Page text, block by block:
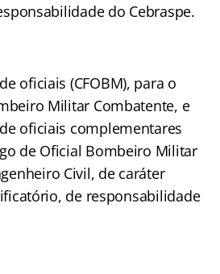
do Cebraspe.
oficiais (CFOBM), para o
Militar Combatente, e
oficiais complementares
de Oficial Bombeiro Militar
Civil, de caráter
de responsabilidade